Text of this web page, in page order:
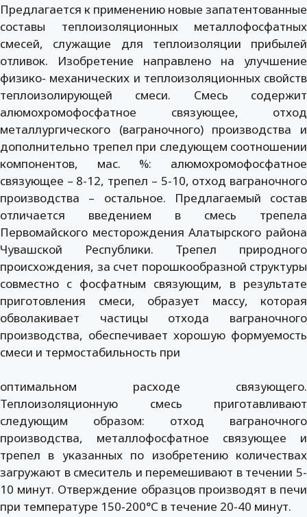
Предлагается к применению новые запатентованные
составы теплоизоляционных металлофосфатных
смесей, служащие для теплоизоляции прибылей
отливок. Изобретение направлено на улучшение
физико- механических и теплоизоляционных свойств
теплоизолирующей смеси. Смесь содержит
алюмохромофосфатное связующее, отход
металлургического (ваграночного) производства и
дополнительно трепел при следующем соотношении
компонентов, мас. %: алюмохромофосфатное
связующее – 8-12, трепел – 5-10, отход ваграночного
производства – остальное. Предлагаемый состав
отличается введением в смесь трепела
Первомайского месторождения Алатырского района
Чувашской Республики. Трепел природного
происхождения, за счет порошкообразной структуры
совместно с фосфатным связующим, в результате
приготовления смеси, образует массу, которая
обволакивает частицы отхода ваграночного
производства, обеспечивает хорошую формуемость
смеси и термостабильность при
оптимальном расходе связующего.
Теплоизоляционную смесь приготавливают
следующим образом: отход ваграночного
производства, металлофосфатное связующее и
трепел в указанных по изобретению количествах
загружают в смеситель и перемешивают в течении 5-
10 минут. Отверждение образцов производят в печи
при температуре 150-200°С в течение 20-40 минут.